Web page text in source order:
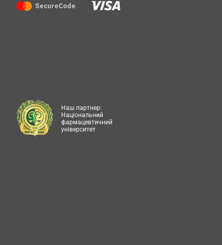
Наш партнер:
Національний
фармацевтичний
університет